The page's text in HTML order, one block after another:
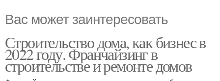
Вас может заинтересовать
Строительство дома, как бизнес в
2022 году. Франчайзинг в
строительстве и ремонте домов